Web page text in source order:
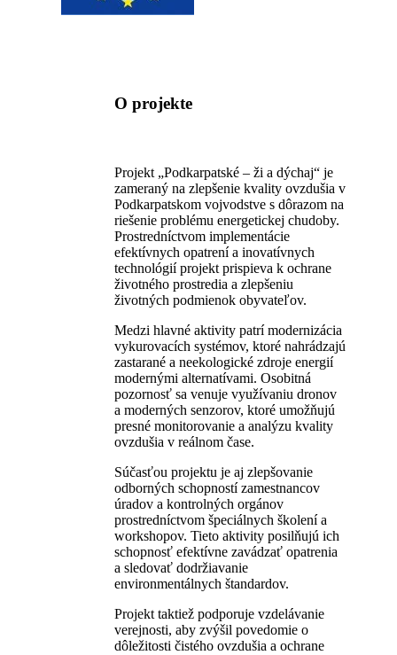
O projekte
Projekt „Podkarpatské – ži a dýchaj“ je
zameraný na zlepšenie kvality ovzdušia v
Podkarpatskom vojvodstve s dôrazom na
riešenie problému energetickej chudoby.
Prostredníctvom implementácie
efektívnych opatrení a inovatívnych
technológií projekt prispieva k ochrane
životného prostredia a zlepšeniu
životných podmienok obyvateľov.
Medzi hlavné aktivity patrí modernizácia
vykurovacích systémov, ktoré nahrádzajú
zastarané a neekologické zdroje energií
modernými alternatívami. Osobitná
pozornosť sa venuje využívaniu dronov
a moderných senzorov, ktoré umožňujú
presné monitorovanie a analýzu kvality
ovzdušia v reálnom čase.
Súčasťou projektu je aj zlepšovanie
odborných schopností zamestnancov
úradov a kontrolných orgánov
prostredníctvom špeciálnych školení a
workshopov. Tieto aktivity posilňujú ich
schopnosť efektívne zavádzať opatrenia
a sledovať dodržiavanie
environmentálnych štandardov.
Projekt taktiež podporuje vzdelávanie
verejnosti, aby zvýšil povedomie o
dôležitosti čistého ovzdušia a ochrane